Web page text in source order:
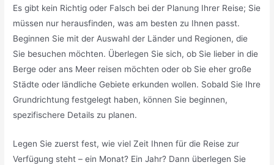
Es gibt kein Richtig oder Falsch bei der Planung Ihrer Reise; Sie
müssen nur herausfinden, was am besten zu Ihnen passt.
Beginnen Sie mit der Auswahl der Länder und Regionen, die
Sie besuchen möchten. Überlegen Sie sich, ob Sie lieber in die
Berge oder ans Meer reisen möchten oder ob Sie eher große
Städte oder ländliche Gebiete erkunden wollen. Sobald Sie Ihre
Grundrichtung festgelegt haben, können Sie beginnen,
spezifischere Details zu planen.
Legen Sie zuerst fest, wie viel Zeit Ihnen für die Reise zur
Verfügung steht – ein Monat? Ein Jahr? Dann überlegen Sie